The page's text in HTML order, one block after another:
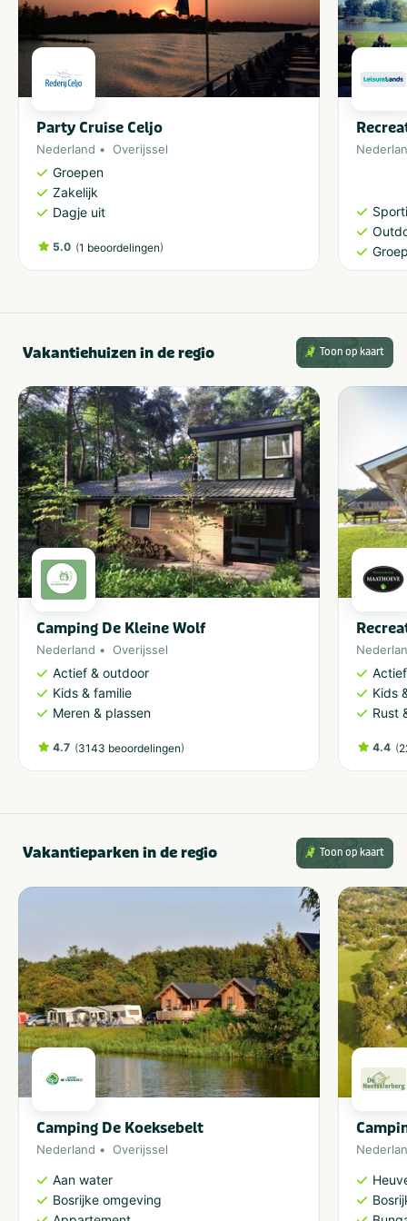
plaatsen
Party Cruise Celjo
Nederland Overijssel
Groepen
Zakelijk
Dagje uit
5.0 (1 beoordelingen)
Vakantiehuizen in de regio Toon op kaart
Camping De Kleine Wolf
Nederland Overijssel
Actief & outdoor
Kids & familie
Meren & plassen
4.7 (3143 beoordelingen)
Kids
Rust
4.4 (
Vakantieparken in de regio Toon op kaart
Camping De Koeksebelt
Nederland Overijssel
Aan water
Bosrijke omgeving